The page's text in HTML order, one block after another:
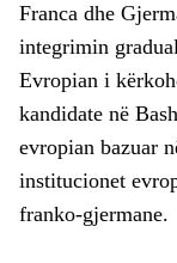
Franca dhe
integrimin
Evropian i
kandidate në
evropian bazuar
institucionet
franko-gjermane.